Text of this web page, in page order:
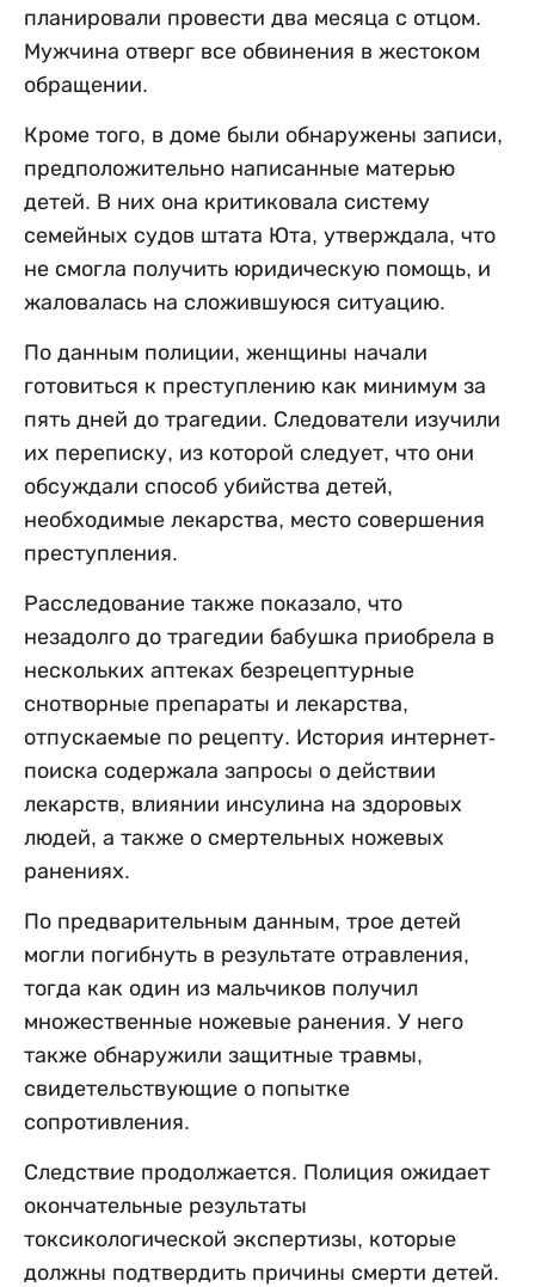
планировали провести два месяца с отцом.
Мужчина отверг все обвинения в жестоком
обращении.
Кроме того, в доме были обнаружены записи,
предположительно написанные матерью
детей. В них она критиковала систему
семейных судов штата Юта, утверждала, что
не смогла получить юридическую помощь, и
жаловалась на сложившуюся ситуацию.
По данным полиции, женщины начали
готовиться к преступлению как минимум за
пять дней до трагедии. Следователи изучили
их переписку, из которой следует, что они
обсуждали способ убийства детей,
необходимые лекарства, место совершения
преступления.
Расследование также показало, что
незадолго до трагедии бабушка приобрела в
нескольких аптеках безрецептурные
снотворные препараты и лекарства,
отпускаемые по рецепту. История интернет-
поиска содержала запросы о действии
лекарств, влиянии инсулина на здоровых
людей, а также о смертельных ножевых
ранениях.
По предварительным данным, трое детей
могли погибнуть в результате отравления,
тогда как один из мальчиков получил
множественные ножевые ранения. У него
также обнаружили защитные травмы,
свидетельствующие о попытке
сопротивления.
Следствие продолжается. Полиция ожидает
окончательные результаты
токсикологической экспертизы, которые
должны подтвердить причины смерти детей.